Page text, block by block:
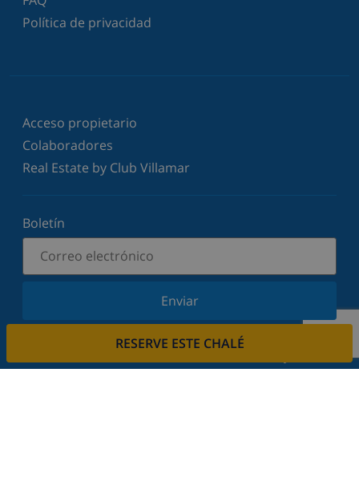
RESERVE ESTE CHALÉ
Política de privacidad
Acceso propietario
Colaboradores
Real Estate by Club Villamar
Boletín
Enviar
Suscríbase a nuestro boletín y manténgase
ofertas. Respetamos su privacidad.